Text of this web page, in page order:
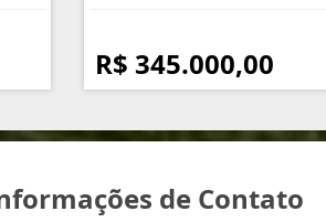
R$ 345.000,00
de Contato